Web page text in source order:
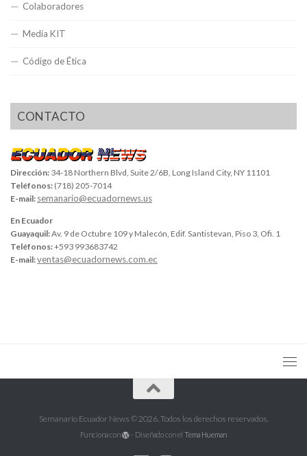
Colaboradores
Media KIT
Código de Ética
CONTACTO
Dirección: 34-18 Northern Blvd, Suite 2/6B, Long Island City, NY 11101
Teléfonos: (718) 205-7014
E-mail: semanario@ecuadornews.us
En Ecuador
Guayaquil:Av. 9 de Octubre 109 y Malecón, Edif. Santistevan, Piso 3, Ofi. 1
Teléfonos:+593 993683742
E-mail:ventas@ecuadornews.com.ec
Semanario Ecuador News © 2026. Todos los derechos reservados.
Funciona con - Diseñado con el Tema Hueman